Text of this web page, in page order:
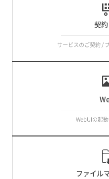
契
サービスのご契約 /
WebUIの起
ファイル